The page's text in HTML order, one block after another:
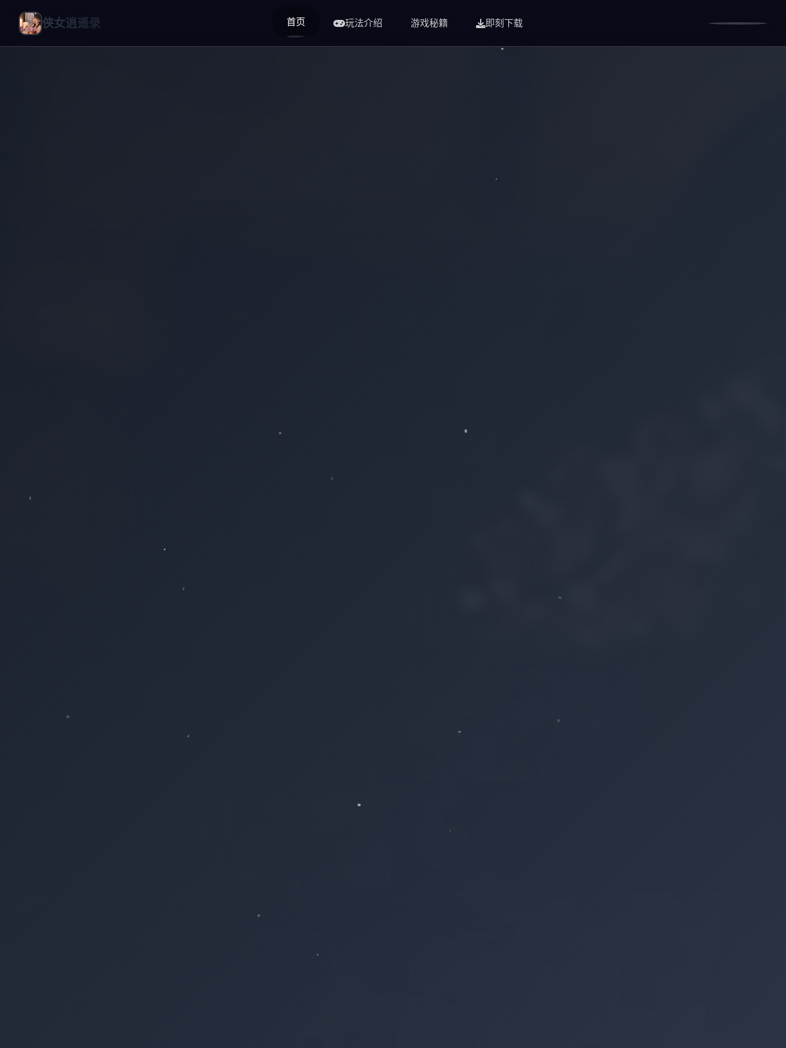
侠女逍遥录 首页 玩法介绍 游戏秘籍 即刻下载